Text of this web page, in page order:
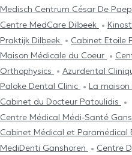
Medisch Centrum César De
Centre MedCare Dilbeek
Praktijk Dilbeek
Cabinet Etoile
Maison Médicale du Coeur
Orthophysics
Azurdental
Paloke Dental Clinic
La
Cabinet du Docteur Patoulidis
Centre Médical Médi-Santé
Cabinet Médical et Paramédical
MediDenti Ganshoren
Centre